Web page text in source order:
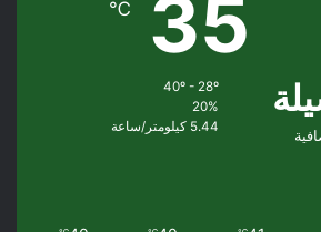
35
℃
20%
5.44 كيلومتر/ساعة